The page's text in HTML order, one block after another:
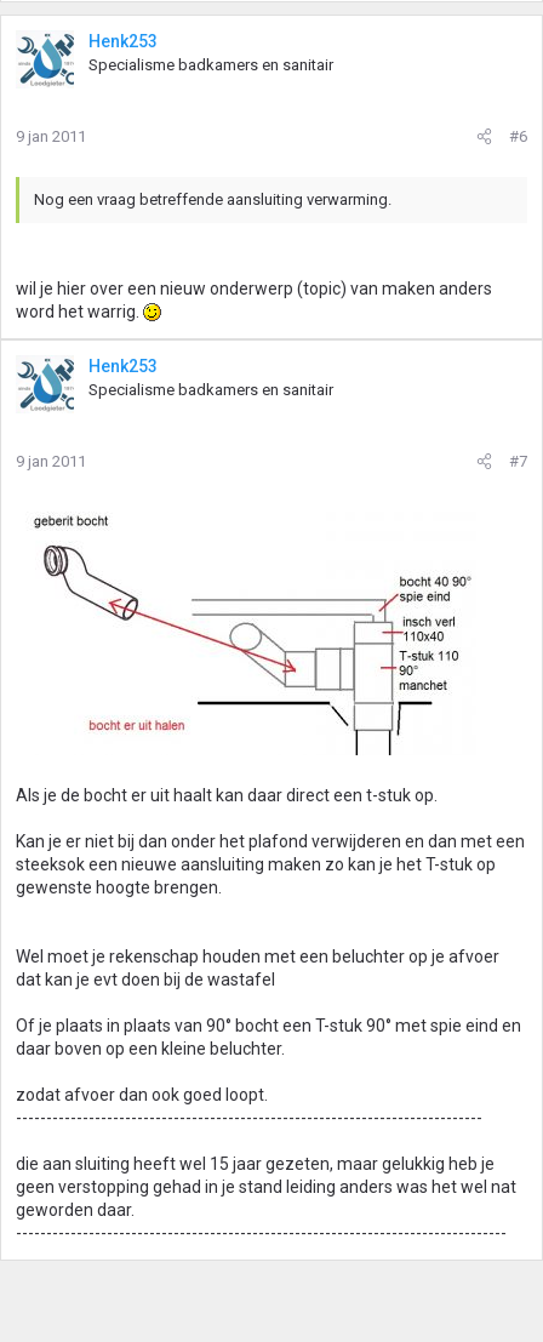
Henk253
Specialisme badkamers en sanitair
9 jan 2011 #6
Nog een vraag betreffende aansluiting verwarming.
wil je hier over een nieuw onderwerp (topic) van maken anders
word het warrig.
Henk253
Specialisme badkamers en sanitair
9 jan 2011 #7
Als je de bocht er uit haalt kan daar direct een t-stuk op.
Kan je er niet bij dan onder het plafond verwijderen en dan met een
steeksok een nieuwe aansluiting maken zo kan je het T-stuk op
gewenste hoogte brengen.
Wel moet je rekenschap houden met een beluchter op je afvoer
dat kan je evt doen bij de wastafel
Of je plaats in plaats van 90° bocht een T-stuk 90° met spie eind en
daar boven op een kleine beluchter.
zodat afvoer dan ook goed loopt.
-----------------------------------------------------------------------------
die aan sluiting heeft wel 15 jaar gezeten, maar gelukkig heb je
geen verstopping gehad in je stand leiding anders was het wel nat
geworden daar.
---------------------------------------------------------------------------------